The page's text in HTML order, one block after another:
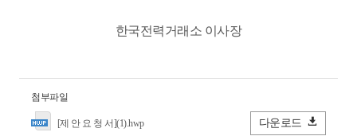
한국전력거래소 이사장
첨부파일
[제 안 요 청 서](1).hwp 다운로드